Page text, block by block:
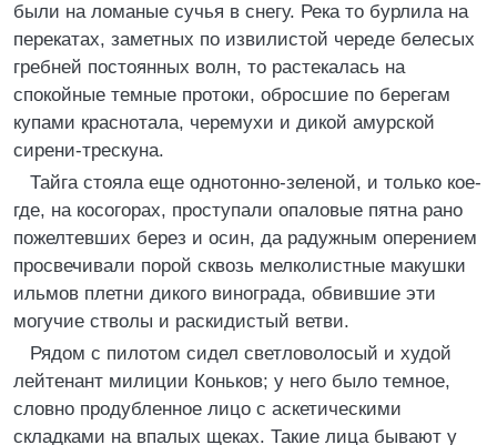
были на ломаные сучья в снегу. Река то бурлила на
перекатах, заметных по извилистой череде белесых
гребней постоянных волн, то растекалась на
спокойные темные протоки, обросшие по берегам
купами краснотала, черемухи и дикой амурской
сирени-трескуна.
Тайга стояла еще однотонно-зеленой, и только кое-
где, на косогорах, проступали опаловые пятна рано
пожелтевших берез и осин, да радужным оперением
просвечивали порой сквозь мелколистные макушки
ильмов плетни дикого винограда, обвившие эти
могучие стволы и раскидистый ветви.
Рядом с пилотом сидел светловолосый и худой
лейтенант милиции Коньков; у него было темное,
словно продубленное лицо с аскетическими
складками на впалых щеках. Такие лица бывают у